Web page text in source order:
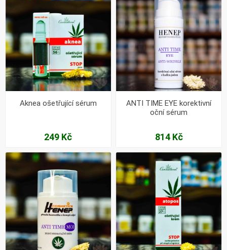
Aknea ošetřující sérum
249 Kč
ANTI TIME EYE korektivní
oční sérum
814 Kč